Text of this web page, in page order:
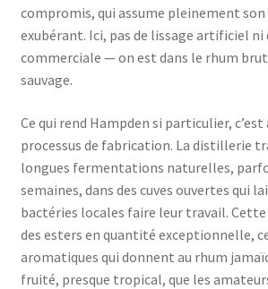
compromis, qui assume pleinement
exubérant. Ici, pas de lissage artificiel
commerciale — on est dans le rhum
sauvage.
Ce qui rend Hampden si particulier,
processus de fabrication. La distillerie
longues fermentations naturelles,
semaines, dans des cuves ouvertes qui
bactéries locales faire leur travail.
des esters en quantité exceptionnelle,
aromatiques qui donnent au rhum
fruité, presque tropical, que les